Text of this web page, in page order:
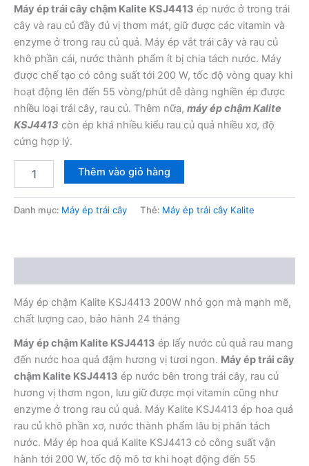
Máy ép trái cây chậm Kalite KSJ4413 ép nước ở trong trái
cây và rau củ đầy đủ vị thơm mát, giữ được các vitamin và
enzyme ở trong rau củ quả. Máy ép vắt trái cây và rau củ
khô phần cái, nước thành phẩm ít bị chia tách nước. Máy
được chế tạo có công suất tới 200 W, tốc độ vòng quay khi
hoạt động lên đến 55 vòng/phút dễ dàng nghiền ép được
nhiều loại trái cây, rau củ. Thêm nữa, máy ép chậm Kalite
KSJ4413 còn ép khá nhiều kiểu rau củ quả nhiều xơ, độ
cứng hợp lý.
Kalite
Thêm vào giỏ hàng
Danh mục: Máy ép trái cây Thẻ: Máy ép trái cây Kalite
Máy ép chậm Kalite KSJ4413 200W nhỏ gọn mà mạnh mẽ,
chất lượng cao, bảo hành 24 tháng
Máy ép chậm Kalite KSJ4413 ép lấy nước củ quả rau mang
đến nước hoa quả đậm hương vị tươi ngon. Máy ép trái cây
chậm Kalite KSJ4413 ép nước bên trong trái cây, rau củ
hương vị thơm ngon, lưu giữ được mọi vitamin cũng như
enzyme ở trong rau củ quả. Máy Kalite KSJ4413 ép hoa quả
rau củ khô phần xơ, nước thành phẩm lâu bị phân tách
nước. Máy ép hoa quả Kalite KSJ4413 có công suất vận
hành tới 200 W, tốc độ mô tơ khi hoạt động đến 55